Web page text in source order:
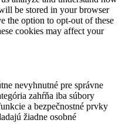
be stored in your browser
the option to opt-out of these
cookies may affect your
nevyhnutné pre správne
zahŕňa iba súbory
a bezpečnostné prvky
žiadne osobné